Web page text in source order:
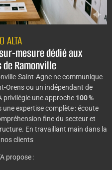
ALTA
mesure dédié aux
Ramonville
Saint-Agne ne communique
Orens ou un indépendant de
privilégie une approche 100 %
expertise complète : écoute
fine du secteur et
En travaillant main dans la
clients
propose :